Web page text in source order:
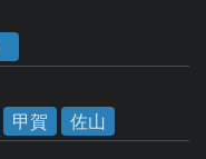
甲賀 佐山